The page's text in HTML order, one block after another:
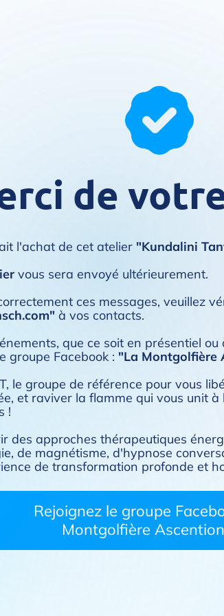
de
l'achat de cet atelier "Kundalini
vous sera envoyé ultérieurement.
ces messages, veuillez
" à vos contacts.
que ce soit en présentiel
groupe Facebook : "La Montgolfière
le groupe de référence pour vous
et raviver la flamme qui vous unit
!
des approches thérapeutiques
de magnétisme, d'hypnose
de transformation profonde et
Rejoignez le groupe
Montgolfière